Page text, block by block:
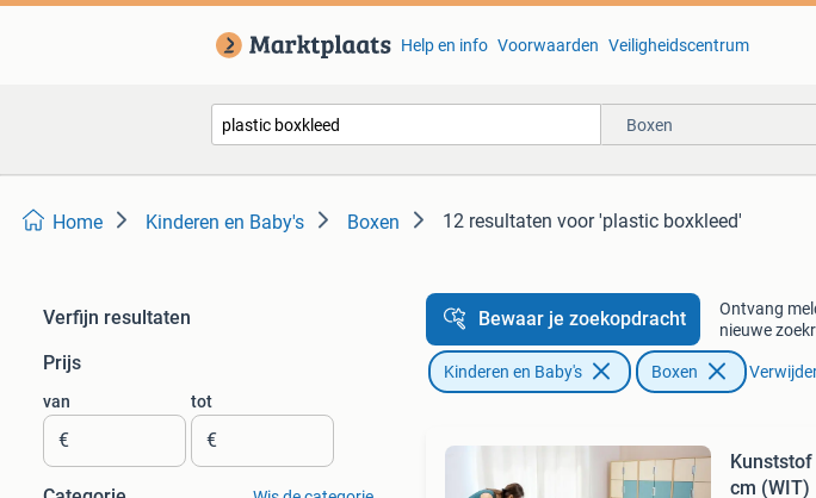
Help en info Voorwaarden Veiligheidscentrum
Boxen
Home Kinderen en Baby's Boxen 12 resultaten voor 'plastic boxkleed'
Verfijn resultaten
Prijs
van
€
tot
€
Bewaar je zoekopdracht
Ontvang
nieuwe
Kinderen en Baby's Boxen
cm (WIT)